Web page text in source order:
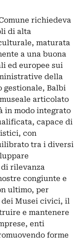
richiedeva
di alta
maturata
a una buona
ed europee sui
della
gestionale, Balbi
articolato
in modo integrato
capace di
con
tra i diversi
rilevanza
congiunte e
ultimo, per
dei Musei civici, il
e mantenere
enti
forme